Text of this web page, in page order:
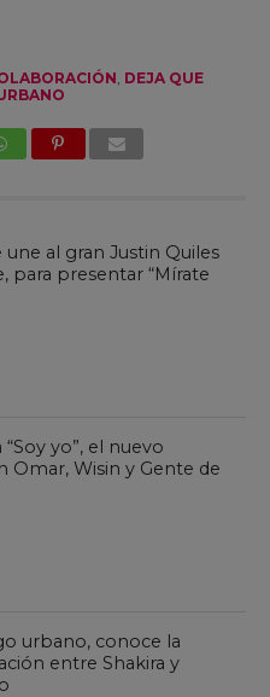
DEJA QUE
une al gran Justin Quiles
para presentar “Mírate
yo”, el nuevo
Omar, Wisin y Gente de
urbano, conoce la
entre Shakira y